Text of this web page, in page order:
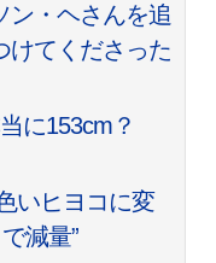
ン・ヘさんを追
けてくださった
に153cm？
いヒヨコに変
減量”